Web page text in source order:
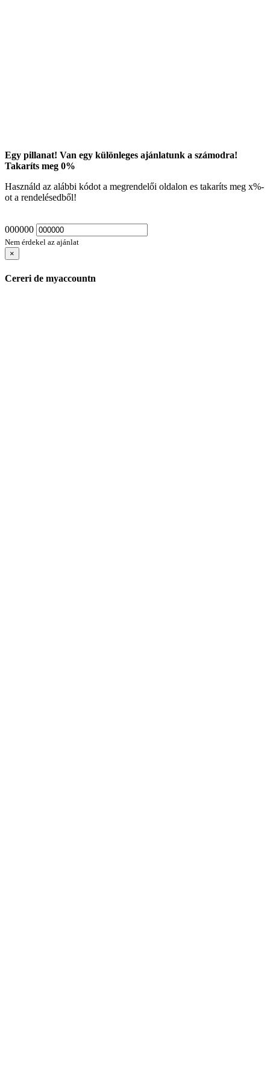
Egy pillanat! Van egy különleges ajánlatunk a számodra!
Takaríts meg 0%
Használd az alábbi kódot a megrendelői oldalon es takaríts meg x%-
ot a rendelésedből!
000000
Nem érdekel az ajánlat
×
Cereri de myaccountn